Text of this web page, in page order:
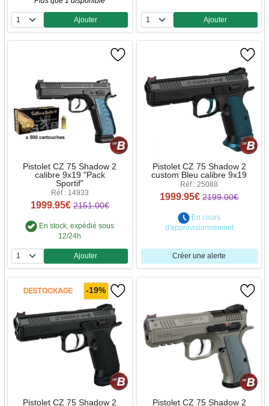
Quantité
Ajouter
Quantité
Ajouter
Pistolet CZ 75 Shadow 2
calibre 9x19 "Pack
Sportif"
Réf : 14933
1999.95€ 2151.00€
En stock, expédié sous
12/24h
Quantité
Ajouter
Pistolet CZ 75 Shadow 2
custom Bleu calibre 9x19
Réf : 25088
1999.95€ 2199.00€
En cours
d'approvisionnement
Créer une alerte
-19%
Pistolet CZ 75 Shadow 2 Pistolet CZ 75 Shadow 2